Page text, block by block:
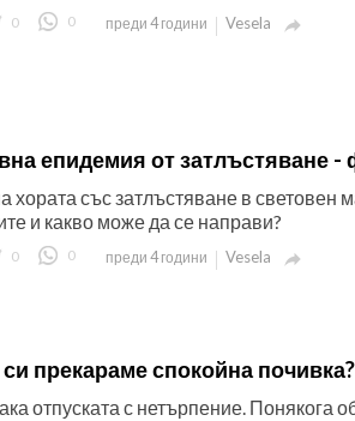
0 0 преди 4 години Vesela 
епидемия от затлъстяване -
хората със затлъстяване в
и какво може да се направи?
0 0 преди 4 години Vesela 
си прекараме спокойна почивка?
отпуската с нетърпение. Понякога